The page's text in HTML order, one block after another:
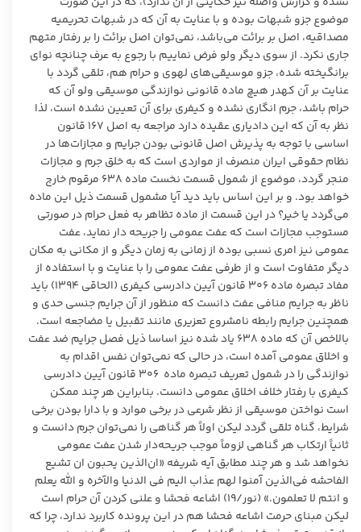
موضوع جزو شبهات بوده و با عنایت به آن که در شبهات تحریمیه
مصداقیه، اصل بر برائت می‌باشد، نمی‌توان اصل برائت را بر رفتار متهم
جاری نکرد. از سوی دیگر ولو فرض نماییم با رجوع به عرف چنانچه نوای
برانگیخته شده، جزو موسیقی‌های لهوی و حرام هم، تلقی گردد با
عنایت بر آن کهدر هیچ ماده قانونی نوازندگی موسیقی ولو آن که
حرام باشد، جرم انگاری نشده و کیفری برای آن تعیین نشده است، لذا
نظر به آن که این دادیاری عقیده دارد مراجعه به اصل ۱۶۷ قانون
اساسی با توجه به پذیرش اصل قانونی بودن جرایم و مجازات‌ها در
نظام حقوقی ایران منصرف از مواردی است که به خلق جرم و مجازات
منجر گردد، موضوع از شمول قسمت نخست ماده ۶۳۸ مرقوم خارج
خواهد بود. و بر این اساس باید دید آیا مشمول قسمت ذیل این ماده
می‌گردد یا خیر؟ در این قسمت از ماده تظاهر به فعل حرام در صورتی
مستوجب مجازات است که عفت عمومی را جریحه دار نماید، عفت
عمومی نیز امری نسبی بوده از زمانی به زمان دیگر و از مکانی به مکان
دیگر متفاوت است و از طرفی عفت عمومی را با عنایت و با استفاده از
مفاد تبصره ماده ۳۰۶ قانون آیین دادرسی کیفری (الحاقی ۱۳۹۴) باید
ناظر به جرایم منافی عفت دانست که منظور از آن جرایم جنسی حدی و
همچنین جرایم رابطه نامشروع تعزیری مانند تقبیل یا مضاجعه است.
بالاخص آن که ماده ۶۳۸ یاد شده نیز اساسا ذیل فصل جرایم ضد عفت
و اخلاق عمومی آمده است، در حالی که نمی‌توان نفس اقدام به
نوازندگی را در شمول تعریف تبصره ماده ۳۰۶ قانون آیین دادرسی
کیفری با رفتار خلاف اخلاق عمومی دانست. بنابراین هر چند ممکن
است نواختن موسیقی از نظر شرعی در برخی موارد و با دارا بودن برخی
شرایط، گناه تلقی گردد لیکن اولاً هر گناهی را نمی‌توان جرم دانست و
ثانیاً ارتکاب هر گناهی لزوماً موجب جریحه‌دار شدن عفت عمومی
نخواهد شد و هر چند مطابق آیه شریفه «ان‌الذین یحبون ان تشیع
الفاحشه فی‌الذین آمنوا لهم عذاب الیم فی الدنیا والآخره و الله یعلم
و انتم لا تعلمون.» (نور/۱۹) اشاعه فحشا و علنی کردن آن حرام است
لیکن مبنای حرمت اشاعه فحشا هم در این پرونده کاربرد ندارد، چرا که